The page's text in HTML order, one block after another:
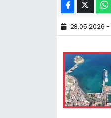
28.05.2026 -
YEREL POLİTİKA
YEREL YÖNETİMLER